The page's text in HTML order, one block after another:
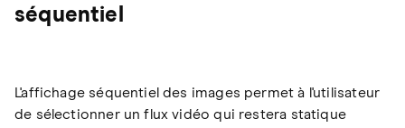
séquentiel
L'affichage séquentiel des images permet à l'utilisateur
de sélectionner un flux vidéo qui restera statique